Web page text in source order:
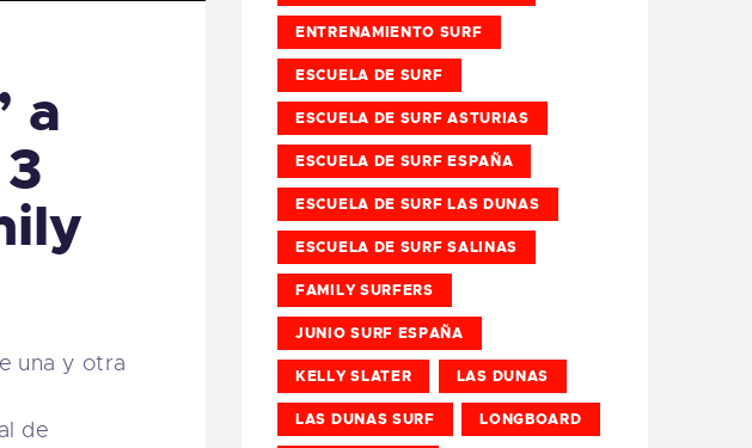
a
una y otra
de
ENTRENAMIENTO SURF
ESCUELA DE SURF
ESCUELA DE SURF ASTURIAS
ESCUELA DE SURF ESPAÑA
ESCUELA DE SURF LAS DUNAS
ESCUELA DE SURF SALINAS
FAMILY SURFERS
JUNIO SURF ESPAÑA
KELLY SLATER LAS DUNAS
LAS DUNAS SURF LONGBOARD